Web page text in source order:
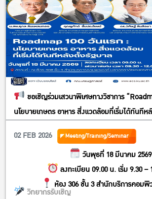
กัน!
.
ลงทะเบียนสำรองที่นั่งด่วน
Scan QR Code
https://forms.gle/omZ2d91uxrRYDxtx5
ขอเชิญร่วมเสวนาพิเศษทางวิชาการ
นโยบายเกษตร อาหาร สิ่งแวดล้อมที่เริ่มได้ทันทีห
การประชุมวิชาการ ครั้งที่ 64 มหาวิทยาลัยเกษตร
KU Annual Conference Bridging Innovation
Toward a Smart and Sustainable Future
02 FEB 2026 Meeting/Training/Seminar
วันพุธที่ 18 มีนาคม 2569
ลงทะเบียน 09.00 น. เริ่ม 9.30 –
ห้อง 306 ชั้น 3 สำนักบริการคอมพิ
วิทยากรรับเชิญ